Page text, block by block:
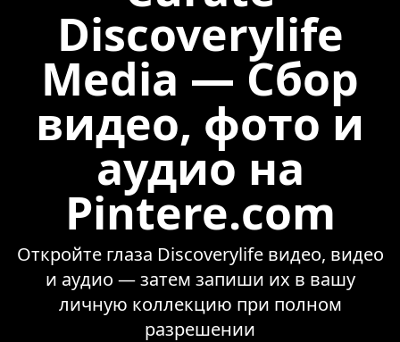
Discoverylife
Media — Сбор
видео, фото и
аудио на
Pintere.com
Откройте глаза Discoverylife видео, видео
и аудио — затем запиши их в вашу
личную коллекцию при полном
разрешении